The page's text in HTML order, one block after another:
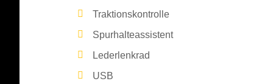
Traktionskontrolle
Spurhalteassistent
Lederlenkrad
USB